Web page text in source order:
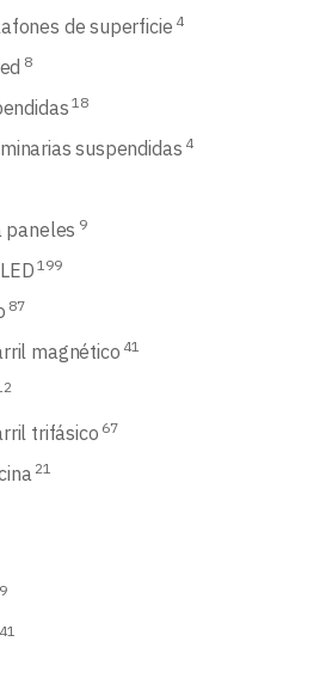
de superficie 4
8
18
suspendidas 4
paneles 9
199
87
magnético 41
trifásico 67
21